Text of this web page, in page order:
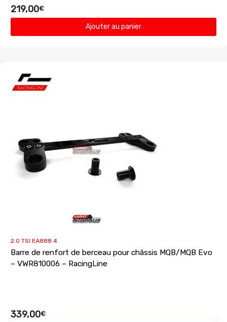
219,00€
Ajouter au panier
2.0 TSI EA888.4
Barre de renfort de berceau pour châssis MQB/MQB Evo
– VWR810006 – RacingLine
339,00€